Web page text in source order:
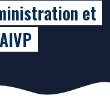
et